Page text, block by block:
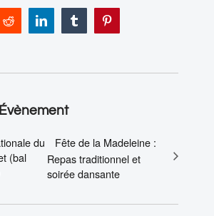
Reddit LinkedIn Tumblr
du
(bal
Fête de la Madeleine :
Repas traditionnel et
soirée dansante